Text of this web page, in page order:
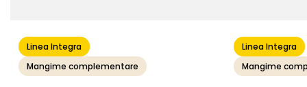
Linea Integra
Mangime complementare
Linea Integra
Mangime